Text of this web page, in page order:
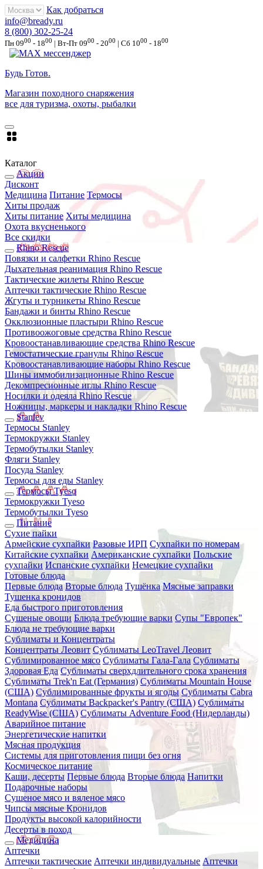
Как добраться
info@bready.ru
8 (800) 302-25-24
Пн 0900 - 1800 | Вт-Пт 0900 - 2000 | Сб 1000 - 1800
Будь Готов.
Магазин походного снаряжения
все для туризма, охоты, рыбалки
Каталог
Акции
Дисконт
Медицина Питание Термосы
Хиты продаж
Хиты питание Хиты медицина
Охота вкусненького
Все скидки
Rhino Rescue
Повязки и салфетки Rhino Rescue
Дыхательная реанимация Rhino Rescue
Тактические жилеты Rhino Rescue
Аптечки тактические Rhino Rescue
Жгуты и турникеты Rhino Rescue
Бандажи и бинты Rhino Rescue
Окклюзионные пластыри Rhino Rescue
Противоожоговые средства Rhino Rescue
Кровоостанавливающие средства Rhino Rescue
Гемостатические гранулы Rhino Rescue
Кровоостанавливающие наборы Rhino Rescue
Шины иммобилизационные Rhino Rescue
Декомпресионные иглы Rhino Rescue
Носилки и одеяла Rhino Rescue
Ножницы, маркеры и накладки Rhino Rescue
Stanley
Термосы Stanley
Термокружки Stanley
Термобутылки Stanley
Фляги Stanley
Посуда Stanley
Термосы для еды Stanley
Термосы Tyeso
Термокружки Tyeso
Термобутылки Tyeso
Питание
Сухие пайки
Армейские сухпайки Разовые ИРП Сухпайки по номерам
Китайские сухпайки Американские сухпайки Польские
сухпайки Испанские сухпайки Немецкие сухпайки
Готовые блюда
Первые блюда Вторые блюда Тушёнка Мясные заправки
Тушенка кронидов
Еда быстрого приготовления
Сушеные овощи Блюда требующие варки Супы "Европек"
Блюда не требующие варки
Сублиматы и Концентраты
Концентраты Леовит Сублиматы LeoTravel Леовит
Сублимированное мясо Сублиматы Гала-Гала Сублиматы
Здоровая Еда Сублиматы сверхдлительного срока хранения
Сублиматы Trek'n Eat (Германия) Сублиматы Mountain House
(США) Сублимированные фрукты и ягоды Сублиматы Cabra
Montana Сублиматы Backpacker's Pantry (США) Сублиматы
ReadyWise (США) Сублиматы Adventure Food (Нидерланды)
Аварийное питание
Энергетические напитки
Мясная продукция
Системы для приготовления пищи без огня
Космическое питание
Каши, десерты Первые блюда Вторые блюда Напитки
Подарочные наборы
Сушеное мясо и вяленое мясо
Чипсы мясные Кронидов
Продукты высокой калорийности
Десерты в поход
Медицина
Аптечки
Аптечки тактические Аптечки индивидуальные Аптечки